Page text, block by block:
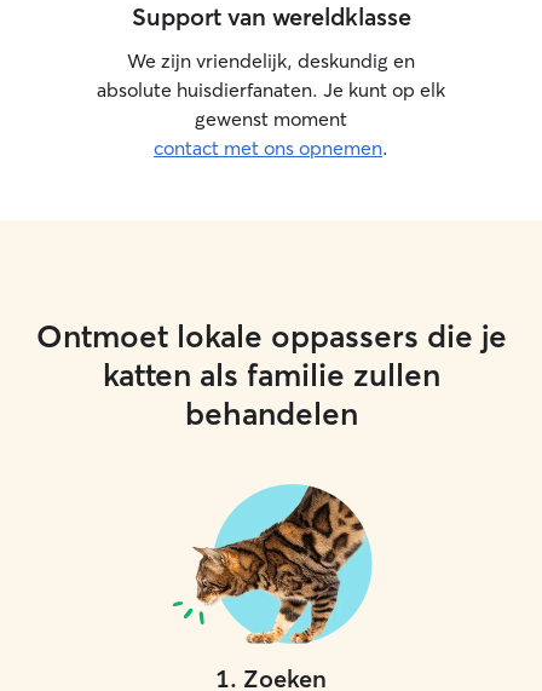
Support van wereldklasse
We zijn vriendelijk, deskundig en
absolute huisdierfanaten. Je kunt op elk
gewenst moment
contact met ons opnemen.
Ontmoet lokale oppassers die je
katten als familie zullen
behandelen
1. Zoeken